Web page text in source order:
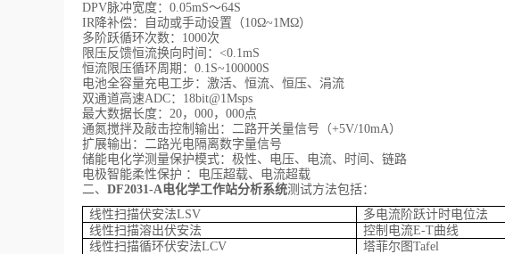
DPV脉冲宽度：0.05mS～64S
IR降补偿：自动或手动设置（10Ω~1MΩ）
多阶跃循环次数：1000次
限压反馈恒流换向时间：<0.1mS
恒流限压循环周期：0.1S~100000S
电池全容量充电工步：激活、恒流、恒压、涓流
双通道高速ADC：18bit@1Msps
最大数据长度：20，000，000点
通氮搅拌及敲击控制输出：二路开关量信号（+5V/10mA）
扩展输出：二路光电隔离数字量信号
储能电化学测量保护模式：极性、电压、电流、时间、链路
电极智能柔性保护 ：电压超载、电流超载
二、 DF2031-A电化学工作站分析系统测试方法包括：
线性扫描伏安法LSV
多电流阶跃计时电位法
线性扫描溶出伏安法
控制电流E-T曲线
线性扫描循环伏安法LCV
塔菲尔图Tafel